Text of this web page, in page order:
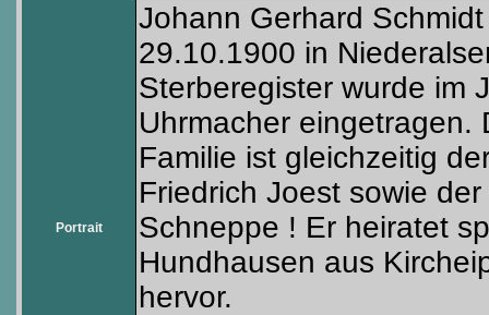
Portrait
Johann Gerhard
29.10.1900 in
Sterberegister wurde im
Uhrmacher eingetragen.
Familie ist gleichzeitig
Friedrich Joest sowie
Schneppe ! Er heiratet
Hundhausen aus
hervor.